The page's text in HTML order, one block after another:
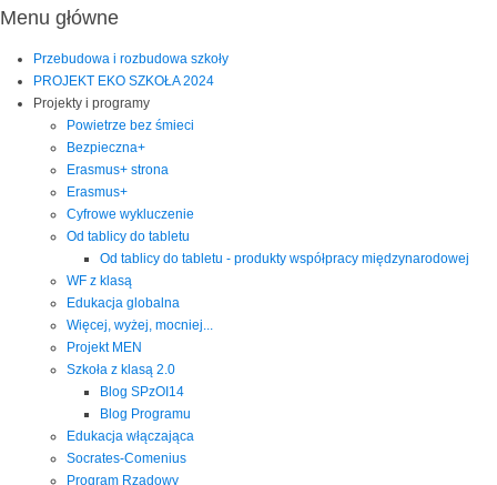
Menu główne
Przebudowa i rozbudowa szkoły
PROJEKT EKO SZKOŁA 2024
Projekty i programy
Powietrze bez śmieci
Bezpieczna+
Erasmus+ strona
Erasmus+
Cyfrowe wykluczenie
Od tablicy do tabletu
Od tablicy do tabletu - produkty współpracy międzynarodowej
WF z klasą
Edukacja globalna
Więcej, wyżej, mocniej...
Projekt MEN
Szkoła z klasą 2.0
Blog SPzOI14
Blog Programu
Edukacja włączająca
Socrates-Comenius
Program Rządowy